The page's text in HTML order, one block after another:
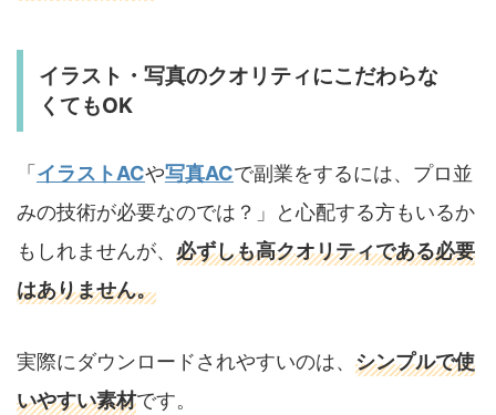
イラスト・写真のクオリティにこだわらな
くてもOK
「 イラストACや写真ACで副業をするには、プロ並
みの技術が必要なのでは？」と心配する方もいるか
もしれませんが、 必ずしも高クオリティである必要
はありません。
実際にダウンロードされやすいのは、 シンプルで使
いやすい素材です。